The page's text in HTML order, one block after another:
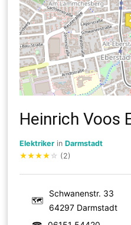
Heinrich Voos
Elektriker inDarmstadt
★★★★ ☆ (2)
🗺
Schwanenstr. 33
64297 Darmstadt